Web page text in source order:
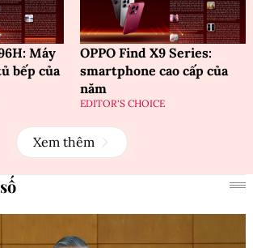
Máy
bếp của
OPPO Find X9 Series:
smartphone cao cấp của
năm
EDITOR'S CHOICE
Xem thêm